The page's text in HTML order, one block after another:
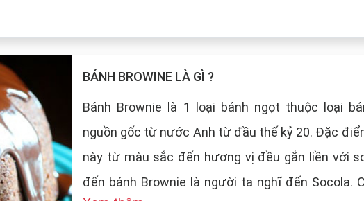
BÁNH BROWINE LÀ GÌ ?
Bánh Brownie là 1 loại bánh ngọt thuộc loại
nguồn gốc từ nước Anh từ đầu thế kỷ 20. Đặc
này từ màu sắc đến hương vị đều gắn liền với
đến bánh Brownie là người ta nghĩ đến Socola.